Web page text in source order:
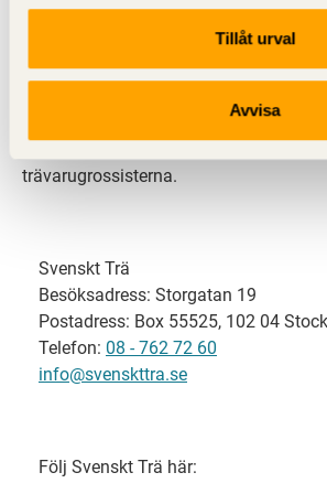
Tillåt urval
Avvisa
Svenskt Trä representerar svensk
och är en del av branschorganisationen
svensk limträ-, KL-trä- och
trävarugrossisterna.
Svenskt Trä
Besöksadress: Storgatan 19
Postadress: Box 55525, 102 04
Telefon: 08 - 762 72 60
info@svenskttra.se
Följ Svenskt Trä här: